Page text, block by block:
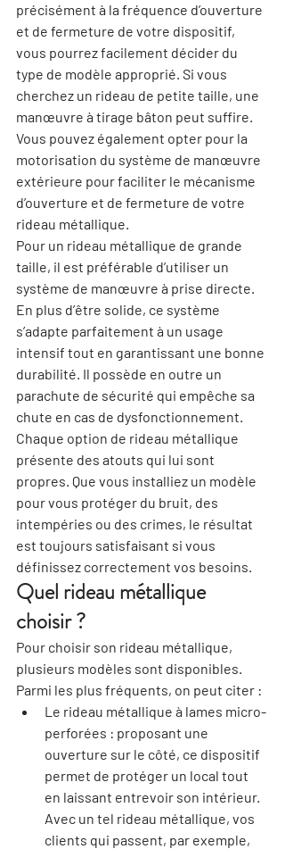
précisément à la fréquence d’ouverture
et de fermeture de votre dispositif,
vous pourrez facilement décider du
type de modèle approprié. Si vous
cherchez un rideau de petite taille, une
manœuvre à tirage bâton peut suffire.
Vous pouvez également opter pour la
motorisation du système de manœuvre
extérieure pour faciliter le mécanisme
d’ouverture et de fermeture de votre
rideau métallique.
Pour un rideau métallique de grande
taille, il est préférable d’utiliser un
système de manœuvre à prise directe.
En plus d’être solide, ce système
s’adapte parfaitement à un usage
intensif tout en garantissant une bonne
durabilité. Il possède en outre un
parachute de sécurité qui empêche sa
chute en cas de dysfonctionnement.
Chaque option de rideau métallique
présente des atouts qui lui sont
propres. Que vous installiez un modèle
pour vous protéger du bruit, des
intempéries ou des crimes, le résultat
est toujours satisfaisant si vous
définissez correctement vos besoins.
Quel rideau métallique
choisir ?
Pour choisir son rideau métallique,
plusieurs modèles sont disponibles.
Parmi les plus fréquents, on peut citer :
Le rideau métallique à lames micro-
perforées : proposant une
ouverture sur le côté, ce dispositif
permet de protéger un local tout
en laissant entrevoir son intérieur.
Avec un tel rideau métallique, vos
clients qui passent, par exemple,